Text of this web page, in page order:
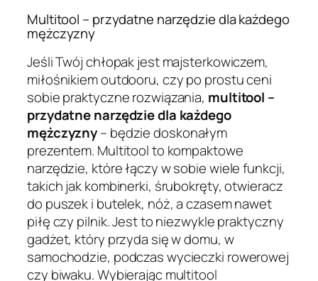
Multitool – przydatne narzędzie dla każdego
mężczyzny
Jeśli Twój chłopak jest majsterkowiczem,
miłośnikiem outdooru, czy po prostu ceni
sobie praktyczne rozwiązania, multitool –
przydatne narzędzie dla każdego
mężczyzny– będzie doskonałym
prezentem. Multitool to kompaktowe
narzędzie, które łączy w sobie wiele funkcji,
takich jak kombinerki, śrubokręty, otwieracz
do puszek i butelek, nóż, a czasem nawet
piłę czy pilnik. Jest to niezwykle praktyczny
gadżet, który przyda się w domu, w
samochodzie, podczas wycieczki rowerowej
czy biwaku. Wybierając multitool